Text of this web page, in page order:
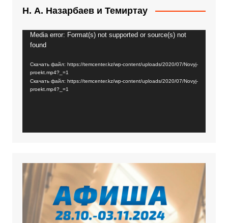
Н. А. Назарбаев и Темиртау
Видеоплеер
Media error: Format(s) not supported or source(s) not
found
Скачать файл: https://temcenter.kz/wp-content/uploads/2020/07/Novyj-
proekt.mp4?_=1
Скачать файл: https://temcenter.kz/wp-content/uploads/2020/07/Novyj-
proekt.mp4?_=1